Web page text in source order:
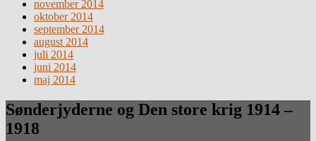
november 2014
oktober 2014
september 2014
august 2014
juli 2014
juni 2014
maj 2014
Sønderjyderne og Den store krig 1914 –
1918